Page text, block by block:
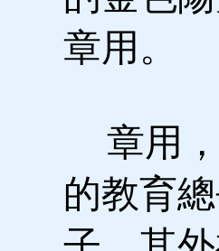
章用。
章用，
的教育